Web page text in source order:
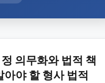
의무화와 법적 책
야 할 형사 법적